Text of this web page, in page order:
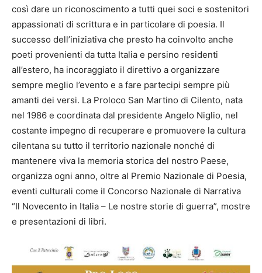
così dare un riconoscimento a tutti quei soci e sostenitori
appassionati di scrittura e in particolare di poesia. Il
successo dell’iniziativa che presto ha coinvolto anche
poeti provenienti da tutta Italia e persino residenti
all’estero, ha incoraggiato il direttivo a organizzare
sempre meglio l’evento e a fare partecipi sempre più
amanti dei versi. La Proloco San Martino di Cilento, nata
nel 1986 e coordinata dal presidente Angelo Niglio, nel
costante impegno di recuperare e promuovere la cultura
cilentana su tutto il territorio nazionale nonché di
mantenere viva la memoria storica del nostro Paese,
organizza ogni anno, oltre al Premio Nazionale di Poesia,
eventi culturali come il Concorso Nazionale di Narrativa
“Il Novecento in Italia – Le nostre storie di guerra”, mostre
e presentazioni di libri.